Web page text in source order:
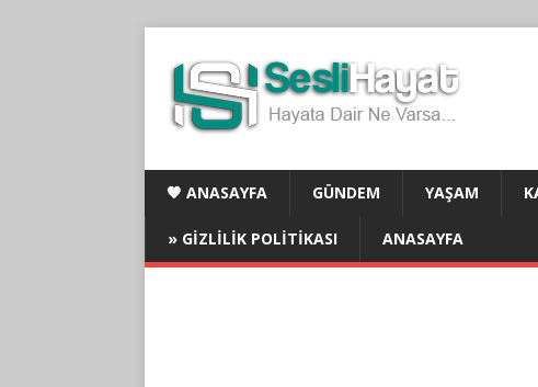
🧡 ANASAYFA GÜNDEM YAŞAM
» GIZLILIK POLITIKASI ANASAYFA